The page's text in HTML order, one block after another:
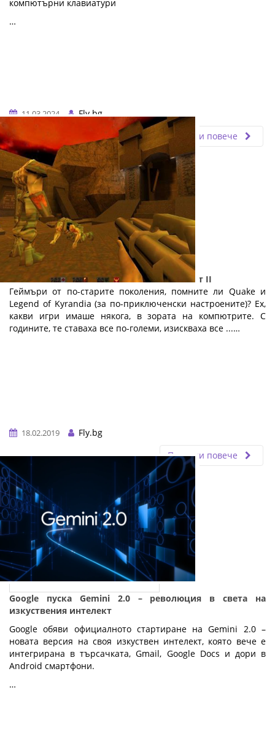
компютърни клавиатури
…
11.03.2024
Fly.bg
Прочети повече
Електронните спортове и геймингът: Част II
Геймъри от по-старите поколения, помните ли Quake и
Legend of Kyrandia (за по-приключенски настроените)? Ех,
какви игри имаше някога, в зората на компютрите. С
годините, те ставаха все по-големи, изискваха все ...…
18.02.2019
Fly.bg
Прочети повече
Google пуска Gemini 2.0 – революция в света на
изкуствения интелект
Google обяви официалното стартиране на Gemini 2.0 –
новата версия на своя изкуствен интелект, която вече е
интегрирана в търсачката, Gmail, Google Docs и дори в
Android смартфони.
…